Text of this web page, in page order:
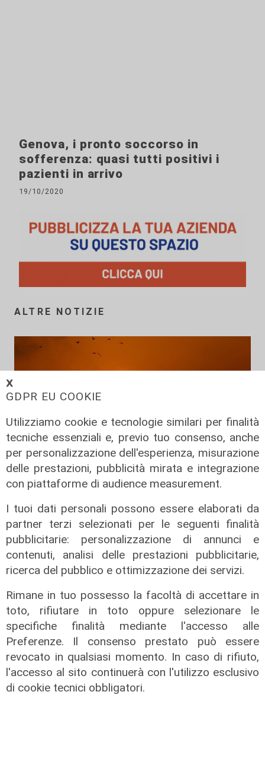
𝗫
GDPR EU COOKIE
Utilizziamo cookie e tecnologie similari per finalità
tecniche essenziali e, previo tuo consenso, anche
per personalizzazione dell'esperienza, misurazione
delle prestazioni, pubblicità mirata e integrazione
con piattaforme di audience measurement.
I tuoi dati personali possono essere elaborati da
partner terzi selezionati per le seguenti finalità
pubblicitarie: personalizzazione di annunci e
contenuti, analisi delle prestazioni pubblicitarie,
ricerca del pubblico e ottimizzazione dei servizi.
Rimane in tuo possesso la facoltà di accettare in
toto, rifiutare in toto oppure selezionare le
specifiche finalità mediante l'accesso alle
Preferenze. Il consenso prestato può essere
revocato in qualsiasi momento. In caso di rifiuto,
l'accesso al sito continuerà con l'utilizzo esclusivo
di cookie tecnici obbligatori.
Genova, i pronto soccorso in
sofferenza: quasi tutti positivi i
pazienti in arrivo
19/10/2020
ALTRE NOTIZIE
Prevenzione
Il 12 agosto eclissi di sole,
l'appello: "Non guardatela senza
protezioni"
06/08/2026
di F.S.